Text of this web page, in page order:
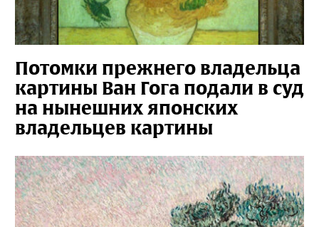
Потомки прежнего владельца
картины Ван Гога подали в суд
на нынешних японских
владельцев картины